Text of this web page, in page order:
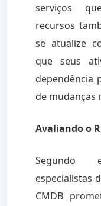
serviços
recursos
se atualize
que seus
dependência
de mudanças
Avaliando o
Segundo
especialistas
CMDB